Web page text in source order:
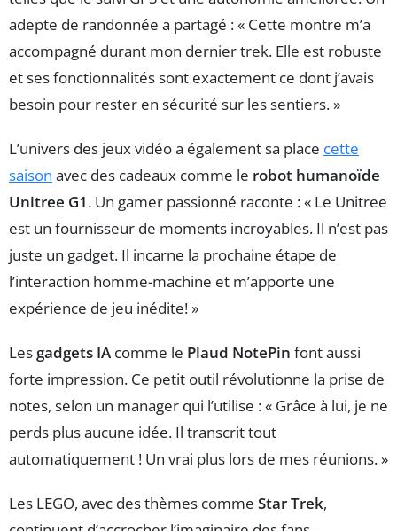
adepte de randonnée a partagé : « Cette montre m’a
accompagné durant mon dernier trek. Elle est robuste
et ses fonctionnalités sont exactement ce dont j’avais
besoin pour rester en sécurité sur les sentiers. »
L’univers des jeux vidéo a également sa place cette
saison avec des cadeaux comme le robot humanoïde
Unitree G1. Un gamer passionné raconte : « Le Unitree
est un fournisseur de moments incroyables. Il n’est pas
juste un gadget. Il incarne la prochaine étape de
l’interaction homme-machine et m’apporte une
expérience de jeu inédite! »
Les gadgets IA comme le Plaud NotePin font aussi
forte impression. Ce petit outil révolutionne la prise de
notes, selon un manager qui l’utilise : « Grâce à lui, je ne
perds plus aucune idée. Il transcrit tout
automatiquement ! Un vrai plus lors de mes réunions. »
Les LEGO, avec des thèmes comme Star Trek,